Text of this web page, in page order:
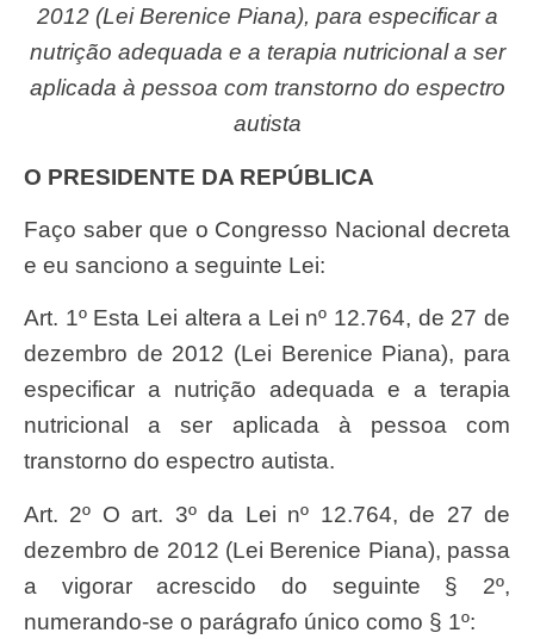
2012 (Lei Berenice Piana), para especificar a
nutrição adequada e a terapia nutricional a ser
aplicada à pessoa com transtorno do espectro
autista
O PRESIDENTE DA REPÚBLICA
Faço saber que o Congresso Nacional decreta
e eu sanciono a seguinte Lei:
Art. 1º Esta Lei altera a Lei nº 12.764, de 27 de
dezembro de 2012 (Lei Berenice Piana), para
especificar a nutrição adequada e a terapia
nutricional a ser aplicada à pessoa com
transtorno do espectro autista.
Art. 2º O art. 3º da Lei nº 12.764, de 27 de
dezembro de 2012 (Lei Berenice Piana), passa
a vigorar acrescido do seguinte § 2º,
numerando-se o parágrafo único como § 1º: